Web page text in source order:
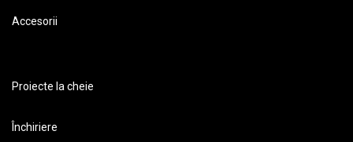
Accesorii
Proiecte la cheie
Închiriere